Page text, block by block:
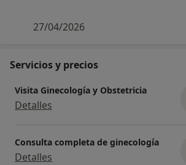
27/04/2026
Servicios y precios
Visita Ginecología y Obstetricia
Detalles
Consulta completa de ginecología
Detalles